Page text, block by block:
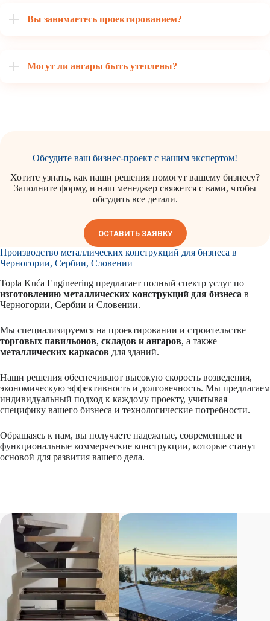
Вы занимаетесь проектированием?
Могут ли ангары быть утеплены?
Обсудите ваш бизнес-проект с нашим экспертом!
Хотите узнать, как наши решения помогут вашему бизнесу?
Заполните форму, и наш менеджер свяжется с вами, чтобы
обсудить все детали.
ОСТАВИТЬ ЗАЯВКУ
Производство металлических конструкций для бизнеса в
Черногории, Сербии, Словении
Topla Kuća Engineering предлагает полный спектр услуг по
изготовлению металлических конструкций для бизнеса в
Черногории, Сербии и Словении.
Мы специализируемся на проектировании и строительстве
торговых павильонов, складов и ангаров, а также
металлических каркасов для зданий.
Наши решения обеспечивают высокую скорость возведения,
экономическую эффективность и долговечность. Мы предлагаем
индивидуальный подход к каждому проекту, учитывая
специфику вашего бизнеса и технологические потребности.
Обращаясь к нам, вы получаете надежные, современные и
функциональные коммерческие конструкции, которые станут
основой для развития вашего дела.